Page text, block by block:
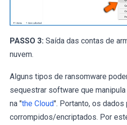
PASSO 3: Saída das contas de
nuvem.
Alguns tipos de ransomware
sequestrar software que
na "the Cloud". Portanto, os
corrompidos/encriptados. Por